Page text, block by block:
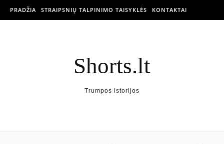
PRADŽIA STRAIPSNIŲ TALPINIMO TAISYKLĖS KONTAKTAI
Shorts.lt
Trumpos istorijos